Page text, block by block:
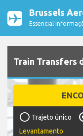
Brussels
Essencial
Train Transfers
Trajeto único
Levantamento